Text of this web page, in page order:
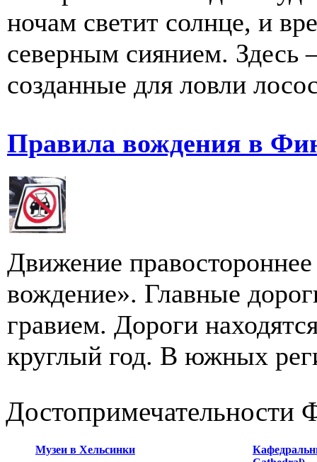
ночам светит солнце, и
северным сиянием. Здесь
созданные для ловли
Правила вождения в
Движение
вождение». Главные
гравием. Дороги
круглый год. В южных
Достопримечательности
Музеи в Хельсинки